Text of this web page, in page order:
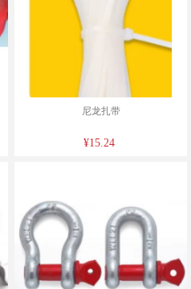
尼龙扎带
¥15.24